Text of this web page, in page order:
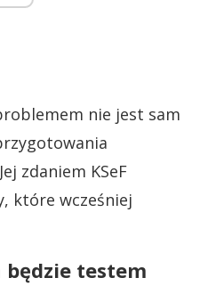
nie jest sam
zdaniem KSeF
które wcześniej
testem